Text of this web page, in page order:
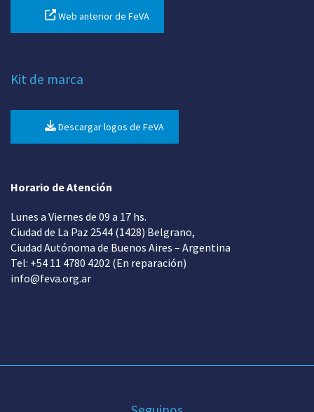
Web anterior de FeVA
Kit de marca
Descargar logos de FeVA
Horario de Atención
Lunes a Viernes de 09 a 17 hs.
Ciudad de La Paz 2544 (1428) Belgrano,
Ciudad Autónoma de Buenos Aires – Argentina
Tel: +54 11 4780 4202 (En reparación)
info@feva.org.ar